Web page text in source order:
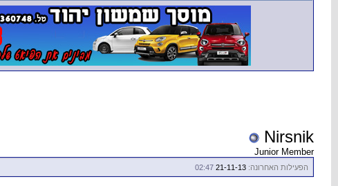
Nirsnik
Junior Member
הפעילות האחרונה: 02:47